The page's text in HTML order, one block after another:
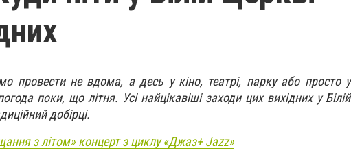
провести не вдома, а десь у кіно, театрі, парку або просто у
поки, що літня. Усі найцікавіші заходи цих вихідних у Білій
добірці.
з літом» концерт з циклу «Джаз+ Jazz»